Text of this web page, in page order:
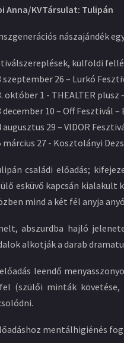
Anna/KVTársulat: Tulipán
nászajándék
külföldi
szeptember 26 – Lurkó
október 1 - THEALTER plusz
december 10 – Off Fesztivál –
augusztus 29 – VIDOR
március 27 - Kosztolányi
családi előadás;
esküvő kapcsán
mind a két fél anyja
abszurdba hajló
alkotják a darab
leendő
(szülői minták követése,
mentálhigiénés